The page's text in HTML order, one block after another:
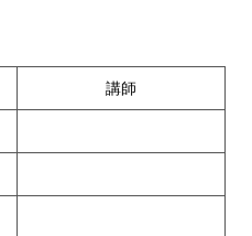
講師